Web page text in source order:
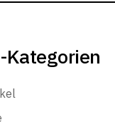
Kategorien